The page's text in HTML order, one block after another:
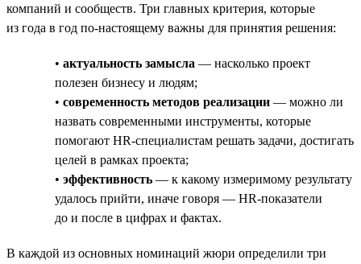
компаний и сообществ. Три главных критерия, которые
из года в год по-настоящему важны для принятия решения:
• актуальность замысла — насколько проект
полезен бизнесу и людям;
• современность методов реализации — можно ли
назвать современными инструменты, которые
помогают HR-специалистам решать задачи, достигать
целей в рамках проекта;
• эффективность — к какому измеримому результату
удалось прийти, иначе говоря — HR-показатели
до и после в цифрах и фактах.
В каждой из основных номинаций жюри определили три